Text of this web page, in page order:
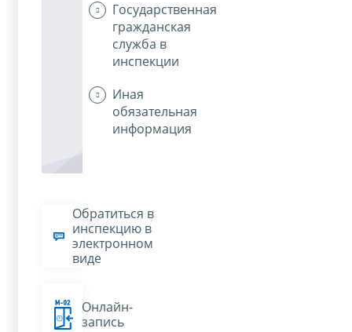
Государственная
гражданская
служба в
инспекции
Иная
обязательная
информация
Обратиться в
инспекцию в
электронном
виде
Онлайн-
запись